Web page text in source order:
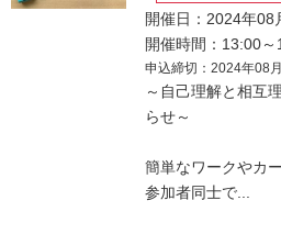
開催日：2024年08
開催時間：13:00
申込締切：2024年08
～自己理解と相互
らせ～
簡単なワークやカ
参加者同士で...